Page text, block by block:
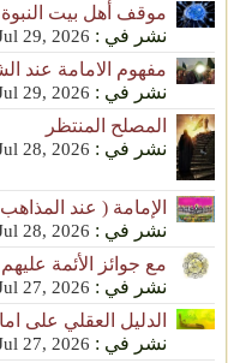
موقف أهل بيت
نشر في : 29, 2026
مفهوم الامامة عند
نشر في : 29, 2026
المصلح المنتظر
نشر في : 28, 2026
الإمامة ( عند
نشر في : 28, 2026
مع جوائز الأئمة
نشر في : 27, 2026
الدليل العقلي على
نشر في : 27, 2026